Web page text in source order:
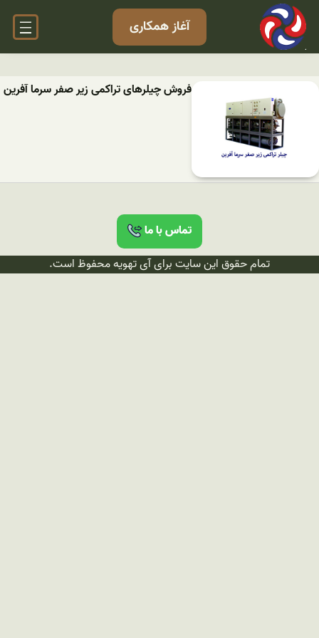
آغاز همکاری
فروش چیلرهای تراکمی زیر صفر سرما آفرین
تماس با ما
تمام حقوق این سایت برای آی تهویه محفوظ است.